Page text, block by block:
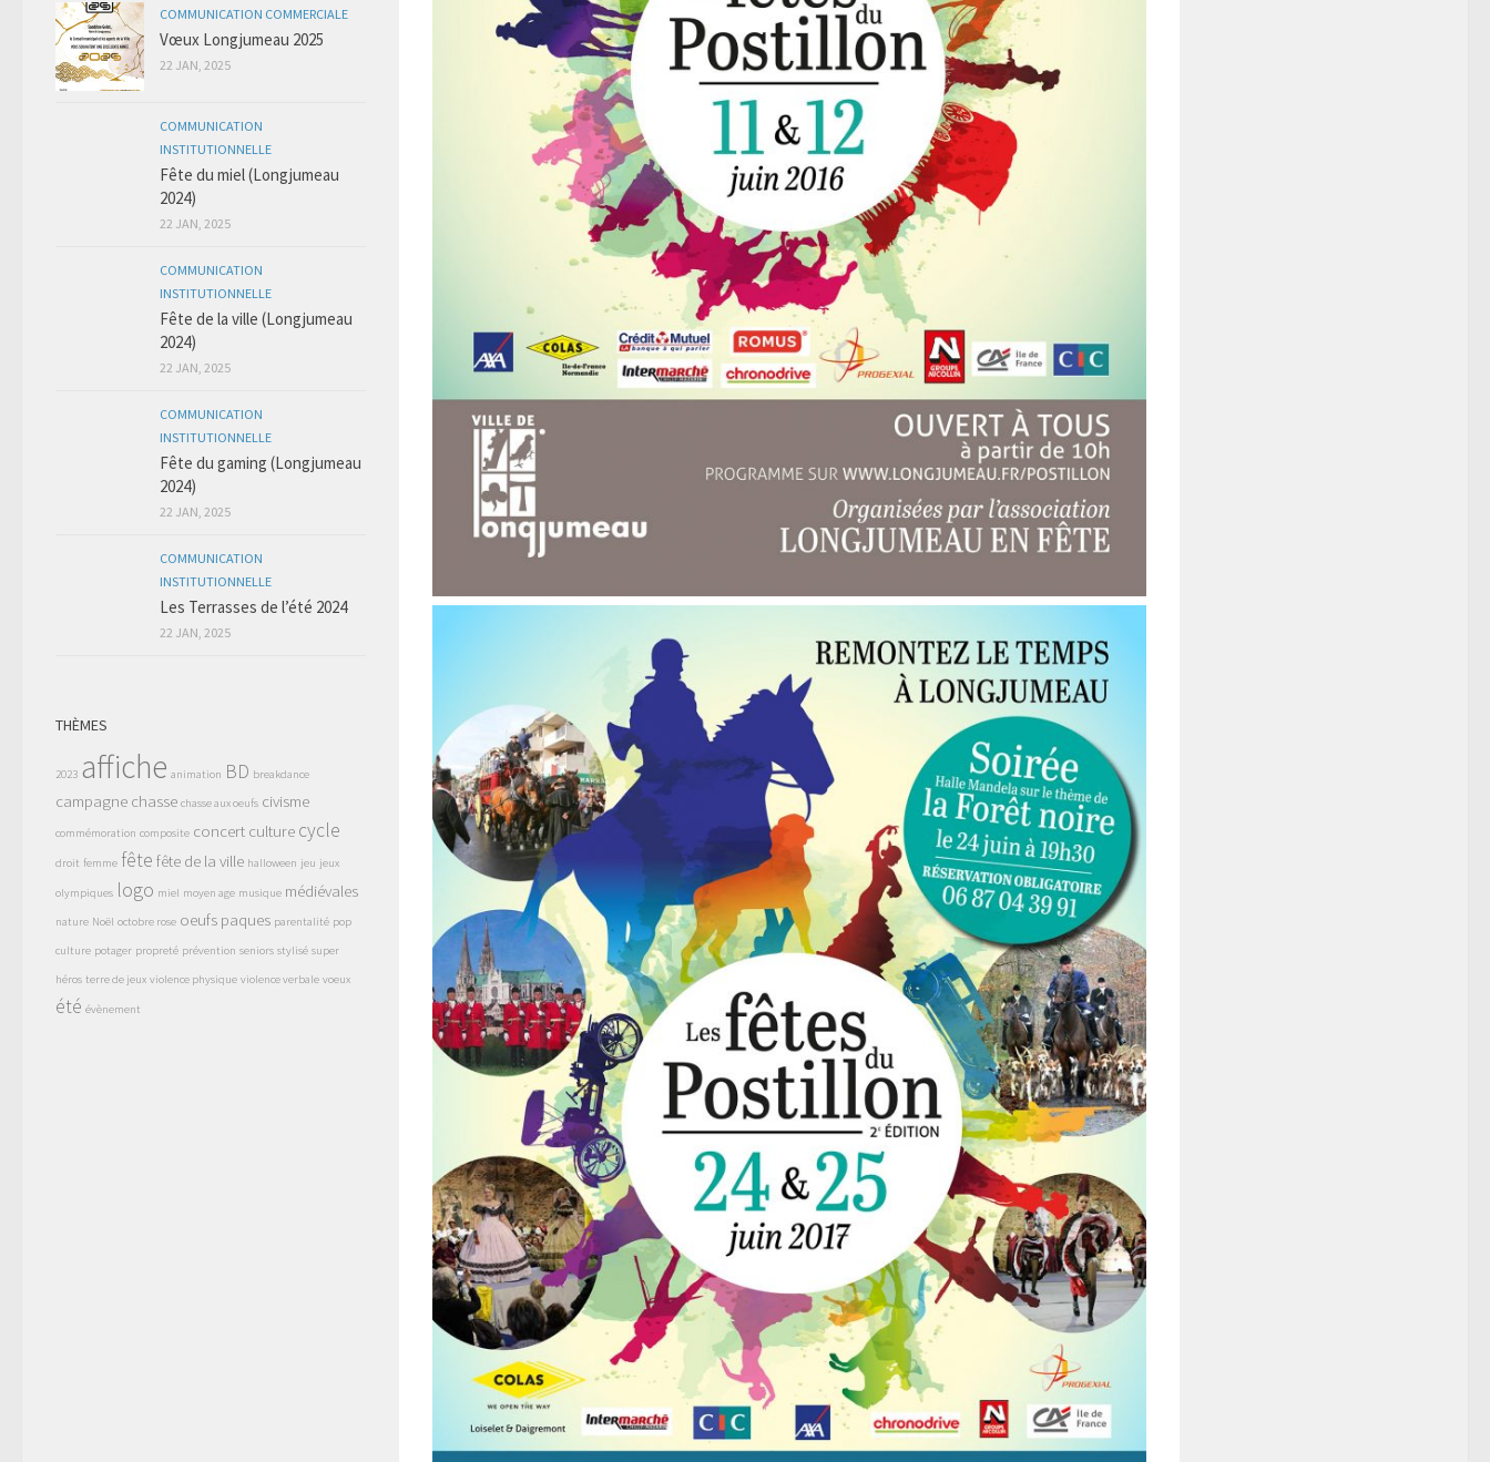
COMMUNICATION COMMERCIALE
Vœux Longjumeau 2025
22 JAN, 2025
COMMUNICATION
INSTITUTIONNELLE
Fête du miel (Longjumeau
2024)
22 JAN, 2025
COMMUNICATION
INSTITUTIONNELLE
Fête de la ville (Longjumeau
2024)
22 JAN, 2025
COMMUNICATION
INSTITUTIONNELLE
Fête du gaming (Longjumeau
2024)
22 JAN, 2025
COMMUNICATION
INSTITUTIONNELLE
Les Terrasses de l’été 2024
22 JAN, 2025
THÈMES
2023 affiche animation BD breakdance
campagne chasse chasse aux oeufs civisme
commémoration composite concert culture cycle
droit femme fête fête de la ville halloween jeu jeux
olympiques logo miel moyen age musique médiévales
nature Noël octobre rose oeufs paques parentalité pop
culture potager propreté prévention seniors stylisé super
héros terre de jeux violence physique violence verbale voeux
été évènement